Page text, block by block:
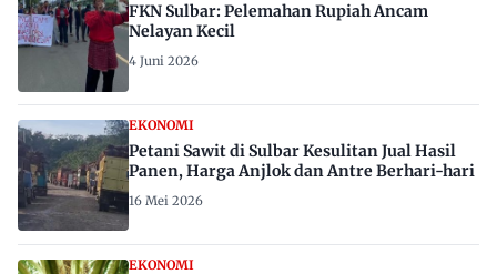
FKN Sulbar: Pelemahan Rupiah Ancam
Nelayan Kecil
4 Juni 2026
EKONOMI
Petani Sawit di Sulbar Kesulitan Jual Hasil
Panen, Harga Anjlok dan Antre Berhari-hari
16 Mei 2026
EKONOMI